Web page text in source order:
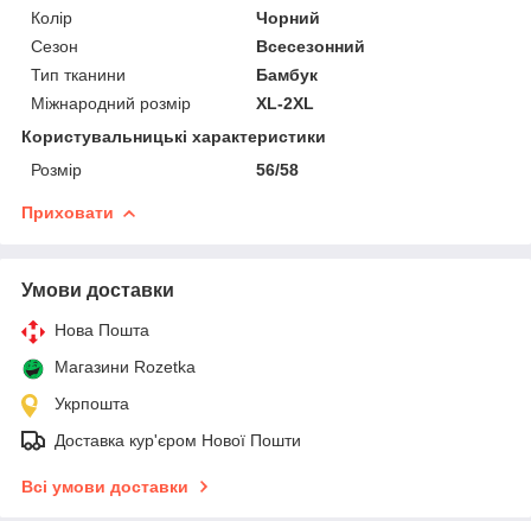
Колір
Чорний
Сезон
Всесезонний
Тип тканини
Бамбук
Міжнародний розмір
XL-2XL
Користувальницькі характеристики
Розмір
56/58
Приховати
Умови доставки
Нова Пошта
Магазини Rozetka
Укрпошта
Доставка кур'єром Нової Пошти
Всі умови доставки